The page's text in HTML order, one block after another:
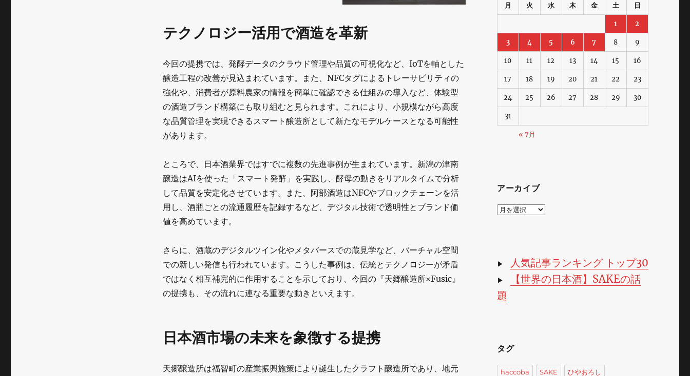
テクノロジー活用で酒造を革新
今回の提携では、発酵データのクラウド管理や品質の可視化など、IoTを軸とした
醸造工程の改善が見込まれています。また、NFCタグによるトレーサビリティの
強化や、消費者が原料農家の情報を簡単に確認できる仕組みの導入など、体験型
の酒造ブランド構築にも取り組むと見られます。これにより、小規模ながら高度
な品質管理を実現できるスマート醸造所として新たなモデルケースとなる可能性
があります。
ところで、日本酒業界ではすでに複数の先進事例が生まれています。新潟の津南
醸造はAIを使った「スマート発酵」を実践し、酵母の動きをリアルタイムで分析
して品質を安定化させています。また、阿部酒造はNFCやブロックチェーンを活
用し、酒瓶ごとの流通履歴を記録するなど、デジタル技術で透明性とブランド価
値を高めています。
さらに、酒蔵のデジタルツイン化やメタバースでの蔵見学など、バーチャル空間
での新しい発信も行われています。こうした事例は、伝統とテクノロジーが矛盾
ではなく相互補完的に作用することを示しており、今回の『天郷醸造所×Fusic』
の提携も、その流れに連なる重要な動きといえます。
日本酒市場の未来を象徴する提携
天郷醸造所は福智町の産業振興施策により誕生したクラフト醸造所であり、地元
月 火 水 木 金 土 日
1 2
3 4 5 6 7 8 9
10 11 12 13 14 15 16
17 18 19 20 21 22 23
24 25 26 27 28 29 30
31
« 7月
アーカイブ
ア
▶
人気記事ランキング トップ30
▶
【世界の日本酒】SAKEの話
題
タグ
haccoba SAKE ひやおろし